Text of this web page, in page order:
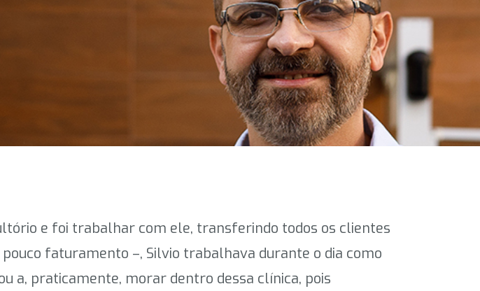
e foi trabalhar com ele, transferindo todos os clientes
faturamento –, Silvio trabalhava durante o dia como
a, praticamente, morar dentro dessa clínica, pois